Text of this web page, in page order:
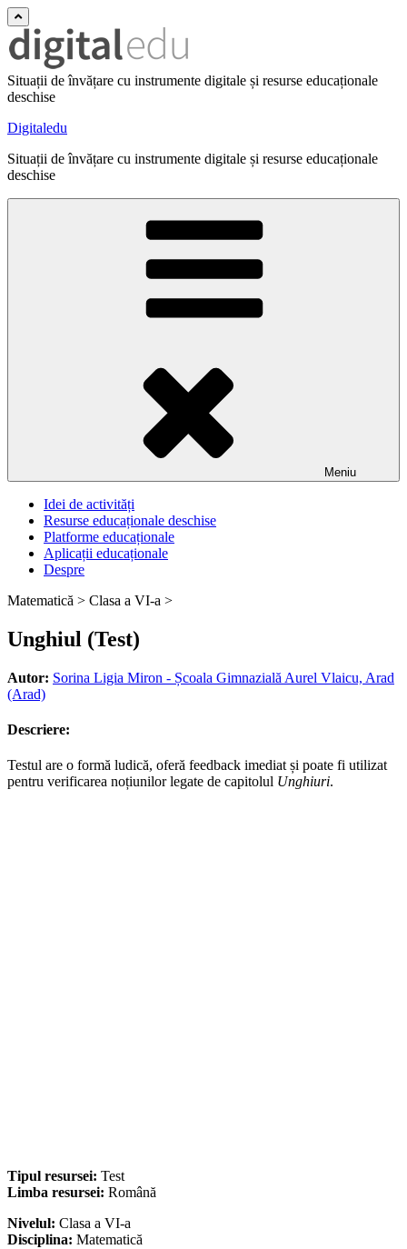
Situații de învățare cu instrumente digitale și resurse educaționale
deschise
Digitaledu
Situații de învățare cu instrumente digitale și resurse educaționale
deschise
Meniu
Idei de activități
Resurse educaționale deschise
Platforme educaționale
Aplicații educaționale
Despre
Matematică > Clasa a VI-a >
Unghiul (Test)
Autor: Sorina Ligia Miron - Școala Gimnazială Aurel Vlaicu, Arad
(Arad)
Descriere:
Testul are o formă ludică, oferă feedback imediat și poate fi utilizat
pentru verificarea noțiunilor legate de capitolul Unghiuri.
Tipul resursei: Test
Limba resursei: Română
Nivelul: Clasa a VI-a
Disciplina: Matematică